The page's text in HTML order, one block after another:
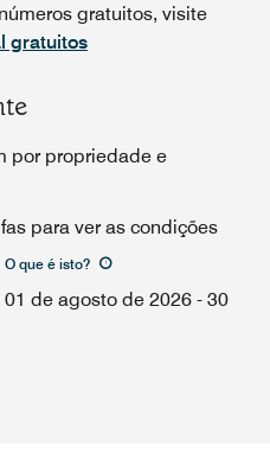
gratuitos, visite
gratuitos
por propriedade e
para ver as condições
O que é isto?
01 de agosto de 2026 - 30